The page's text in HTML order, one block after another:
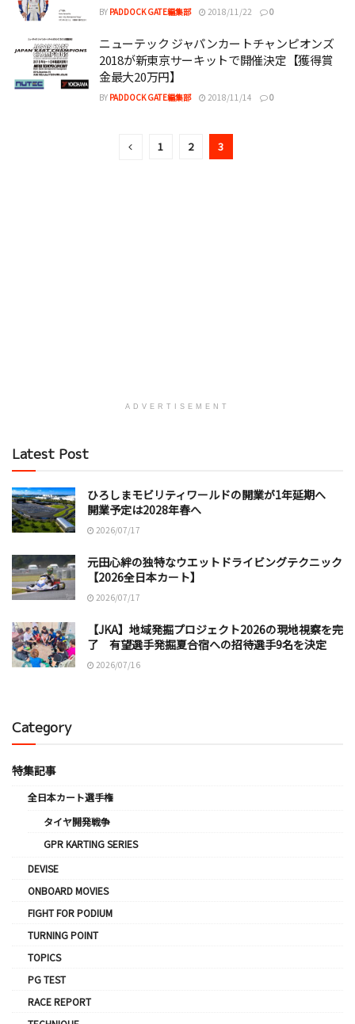
BY PADDOCK GATE編集部 2018/11/22 0
ニューテック ジャパンカートチャンピオンズ
2018が新東京サーキットで開催決定【獲得賞
金最大20万円】
BY PADDOCK GATE編集部 2018/11/14 0
1 2 3
ADVERTISEMENT
Latest Post
ひろしまモビリティワールドの開業が1年延期へ
開業予定は2028年春へ
2026/07/17
元田心絆の独特なウエットドライビングテクニック
【2026全日本カート】
2026/07/17
【JKA】地域発掘プロジェクト2026の現地視察を完
了 有望選手発掘夏合宿への招待選手9名を決定
2026/07/16
Category
特集記事
全日本カート選手権
タイヤ開発戦争
GPR KARTING SERIES
DEVISE
ONBOARD MOVIES
FIGHT FOR PODIUM
TURNING POINT
TOPICS
PG TEST
RACE REPORT